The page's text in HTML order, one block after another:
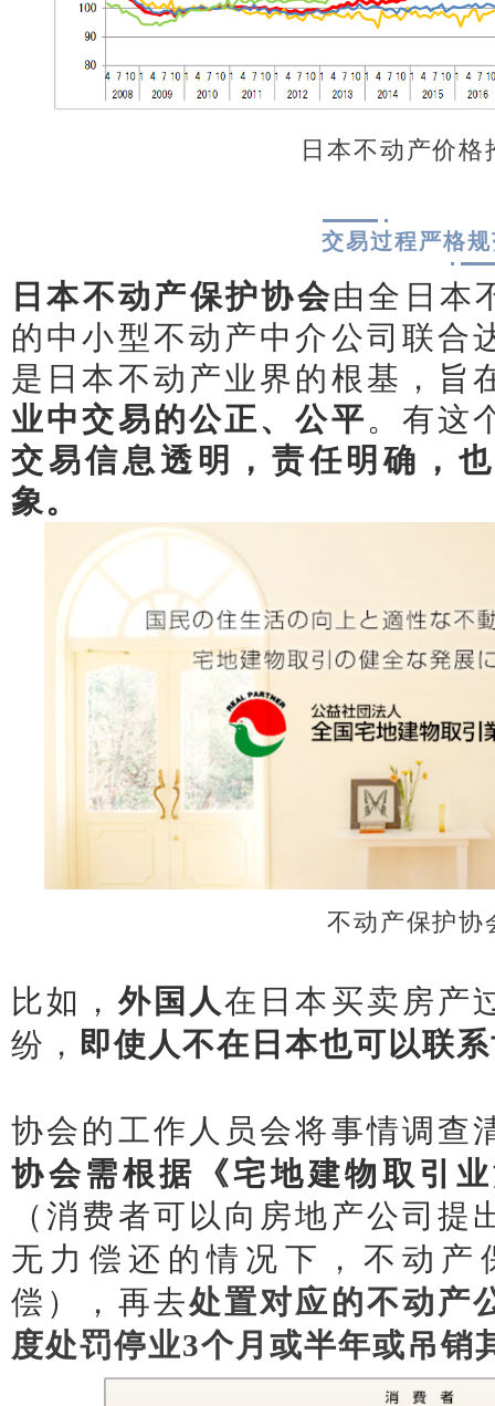
日本不动产价格
交易过程严格
日本不动产保护协会由全日本
的中小型不动产中介公司联合
是日本不动产业界的根基， 旨
业中交易的公正、公平。有这
交易信息透明，责任明确，
象。
不动产保护协
比如， 外国人在日本买卖房产
纷， 即使人不在日本也可以联
协会的工作人员会将事情调查
协会需根据《宅地建物取引
（消费者可以向房地产公司提
无力偿还的情况下，不动产
偿）， 再去处置对应的不动产
度处罚停业3个月或半年或吊销